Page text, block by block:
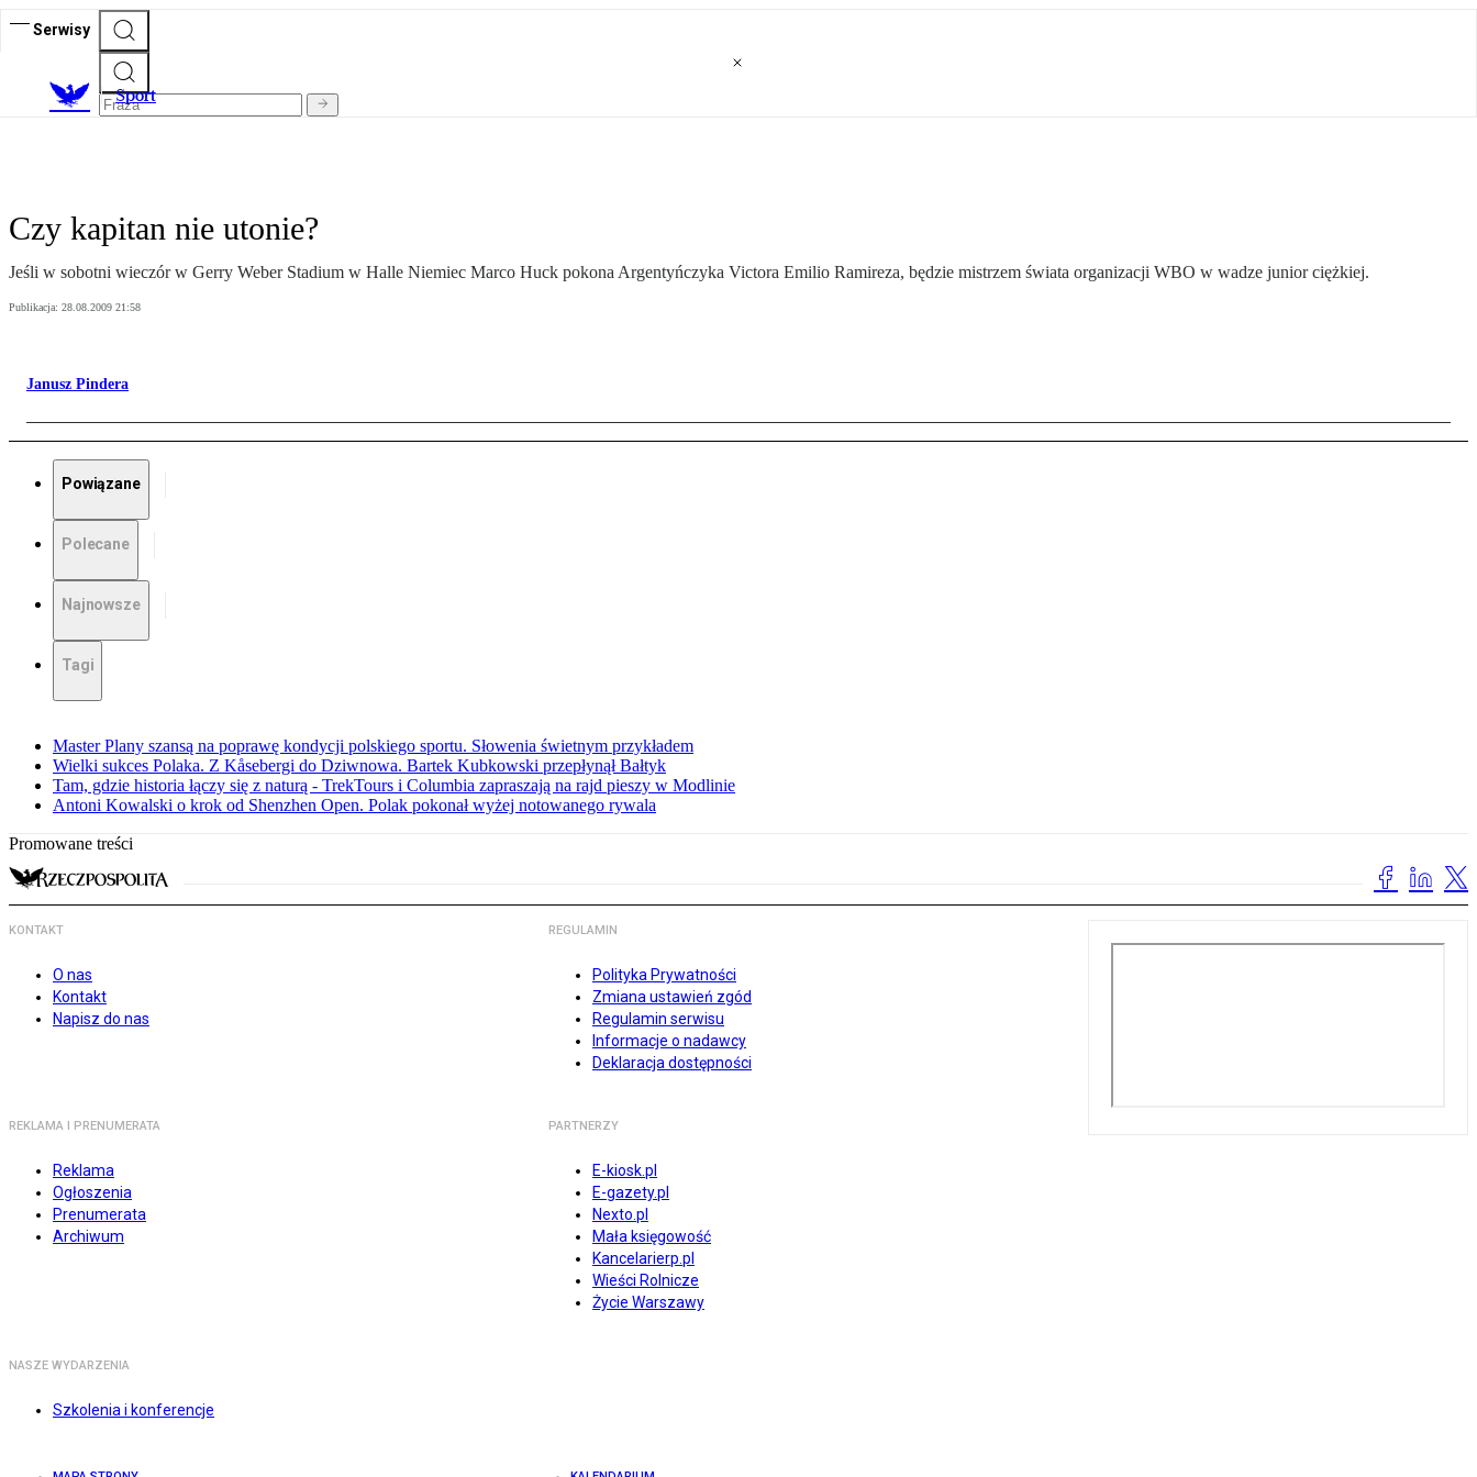
Serwisy
Sport
Czy kapitan nie utonie?
Jeśli w sobotni wieczór w Gerry Weber Stadium w Halle Niemiec Marco Huck pokona Argentyńczyka Victora Emilio Ramireza, będzie mistrzem świata organizacji WBO w wadze junior ciężkiej.
Publikacja: 28.08.2009 21:58
Janusz Pindera
Powiązane
Polecane
Najnowsze
Tagi
Master Plany szansą na poprawę kondycji polskiego sportu. Słowenia świetnym przykładem
Wielki sukces Polaka. Z Kåsebergi do Dziwnowa. Bartek Kubkowski przepłynął Bałtyk
Tam, gdzie historia łączy się z naturą - TrekTours i Columbia zapraszają na rajd pieszy w Modlinie
Antoni Kowalski o krok od Shenzhen Open. Polak pokonał wyżej notowanego rywala
Promowane treści
KONTAKT
O nas
Kontakt
Napisz do nas
REGULAMIN
Polityka Prywatności
Zmiana ustawień zgód
Regulamin serwisu
Informacje o nadawcy
Deklaracja dostępności
REKLAMA I PRENUMERATA
Reklama
Ogłoszenia
Prenumerata
Archiwum
PARTNERZY
E-kiosk.pl
E-gazety.pl
Nexto.pl
Mała księgowość
Kancelarierp.pl
Wieści Rolnicze
Życie Warszawy
NASZE WYDARZENIA
Szkolenia i konferencje